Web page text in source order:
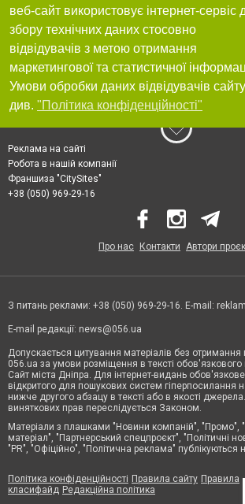
веб-сайт використовує інтернет-сервіс
збору технічних даних стосовно
відвідувачів з метою отримання
маркетингової та статистичної
Умови обробки даних відвідувачів сайту
див. "Політика конфіденційності"
Реклама на сайті
Робота в нашій компанії
Франшиза "CitySites"
+38 (050) 969-29-16
Про нас Контакти Автори
З питань реклами: +38 (050) 969-29-16. E-mail:
E-mail редакції: news@056.ua
Допускається цитування матеріалів без отримання
056.ua за умови розміщення в тексті
Сайт міста Дніпра. Для інтернет-видань
відкритого для пошукових систем гіперпосилання
нижче другого абзацу в тексті або в якості
виняткових прав переслідується Законом.
Матеріали з плашками "Новини компаній", "Промо",
матеріал", "Партнерський спецпроєкт", "Політичні
"PR", "Офіційно", "Політична реклама" публікуються
Політика конфіденційності Правила сайту Правила
класифайд Редакційна політика